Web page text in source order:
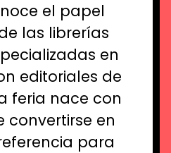
el papel
las librerías
en
editoriales de
feria nace con
convertirse en
para